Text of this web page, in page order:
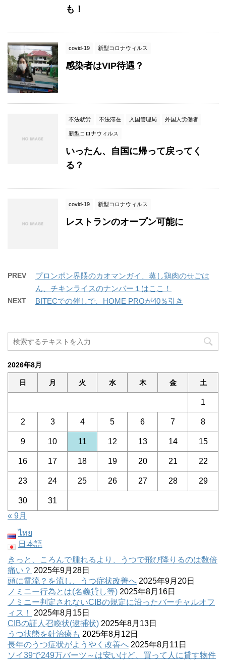
も！
covid-19 新型コロナウィルス
感染者はVIP待遇？
不法就労 不法滞在 入国管理局 外国人労働者
新型コロナウィルス
いったん、自国に帰って戻ってく
る？
covid-19 新型コロナウィルス
レストランのオープン可能に
PREV
プロンポン界隈のカオマンガイ、蒸し鶏肉のせごは
ん、チキンライスのナンバー１はここ！
NEXT BITECでの催しで、HOME PROが40％引き
2026年8月
日 月 火 水 木 金 土
1
2 3 4 5 6 7 8
9 10 11 12 13 14 15
16 17 18 19 20 21 22
23 24 25 26 27 28 29
30
31
« 9月
ไทย
日本語
きっと、ころんで腫れるより、うつで飛び降りるのは数倍
痛い？ 2025年9月28日
頭に電流？を流し、うつ症状改善へ 2025年9月20日
ノミニー行為とは(名義貸し等) 2025年8月16日
ノミニー判定されないCIBの規定に沿ったバーチャルオフ
ィス！
2025年8月15日
CIBの証人召喚状(逮捕状) 2025年8月13日
うつ状態を針治療も 2025年8月12日
長年のうつ症状がようやく改善へ 2025年8月11日
ソイ39で249万バーツ～は安いけど、買って人に貸す物件